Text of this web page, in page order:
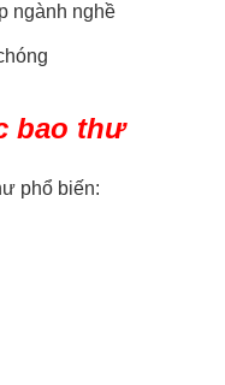
ngành nghề
bao thư
phổ biến: